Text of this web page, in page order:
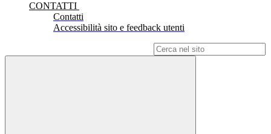
CONTATTI
Contatti
Accessibilità sito e feedback utenti